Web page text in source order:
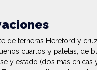
de terneras Hereford y
cuartos y paletas, de
y estado (dos más chicas